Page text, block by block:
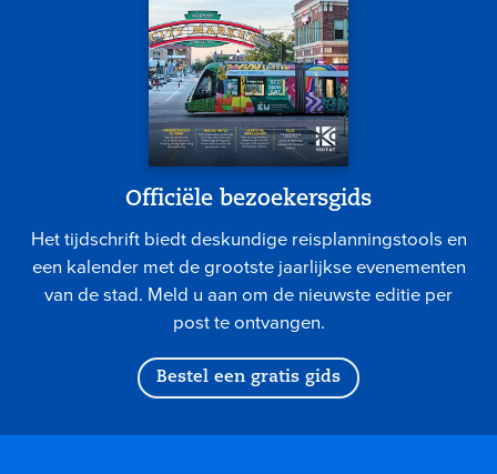
Officiële bezoekersgids
Het tijdschrift biedt deskundige reisplanningstools en
een kalender met de grootste jaarlijkse evenementen
van de stad. Meld u aan om de nieuwste editie per
post te ontvangen.
Bestel een gratis gids